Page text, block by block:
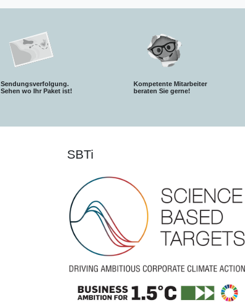
Sendungsverfolgung.
Sehen wo Ihr Paket ist!
Kompetente Mitarbeiter
beraten Sie gerne!
SBTi